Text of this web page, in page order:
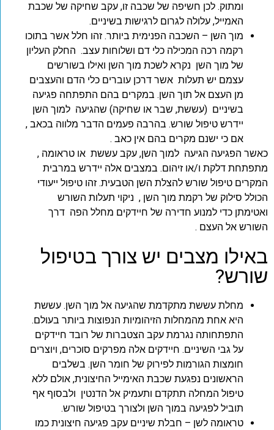
ומתוק. לכן חשיפה של שכבה זו, עקב שחיקה של שכבת
האמייל, עלולה לגרום לרגישות בשיניים.
מוך השן – השכבה הפנימית ביותר. זהו חלל אשר בתוכו
רקמה רכה המכילה כלי דם ושלוחות עצב. החלק העליון
של מוך השן נקרא לשכת מוך השן ואילו בשורשים
עצמם יש תעלות אשר דרכן עוברים כלי הדם והעצבים
מן העצם אל תוך השן. במקרים בהם התפתחה פגיעה
בשיניים (עששת, שבר או שחיקה) שהגיעה למוך השן
יידרש טיפול שורש. בהרבה פעמים הדבר מלווה בכאב ,
אם כי ישנם מקרים בהם אין כאב .
כאשר הפגיעה הגיעה למוך השן, עקב עששת או טראומה ,
מתפתחת דלקת ו/או זיהום. במצבים אלה יידרש במרבית
המקרים טיפול שורש להצלת השן הטבעית. זהו טיפול ייעודי
הכולל סילוק של רקמת מוך השן , ניקוי תעלות השורש
ואטימתן כדי למנוע חדירה של חיידקים מחלל הפה דרך
השורש אל העצם .
באילו מצבים יש צורך בטיפול
שורש?
מחלת עששת מתקדמת שהגיעה אל מוך השן. עששת
היא אחת מהמחלות הזיהומיות הנפוצות ביותר בעולם.
התפתחותה נגרמת עקב הצטברות של רובד חיידקים
על גבי השיניים. חיידקים אלה מפרקים סוכרים, ויוצרים
חומצות הגורמות לפירוק של חומר השן. בשלבים
הראשונים נפגעת שכבת האימייל החיצונית, אולם ללא
טיפול המחלה תתקדם ותעמיק אל הדנטין ולבסוף אף
תוביל לפגיעה במוך השן ולצורך בטיפול שורש.
טראומה לשן – חבלת שיניים עקב פגיעה חיצונית כמו